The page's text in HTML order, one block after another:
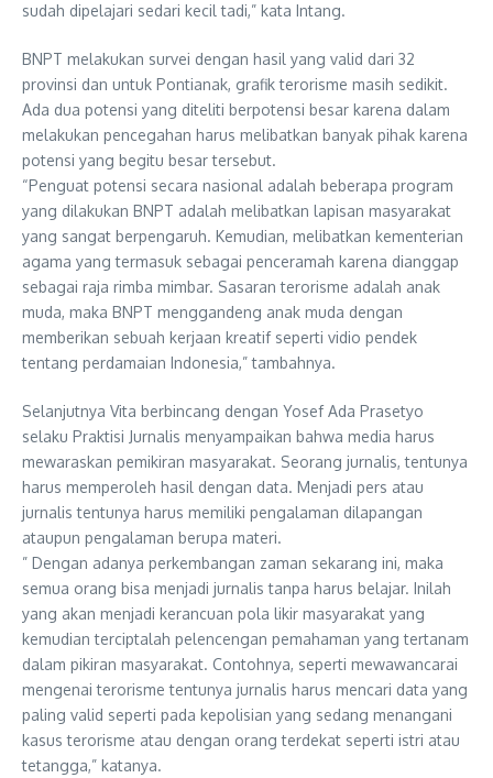
sudah dipelajari sedari kecil tadi,” kata Intang.
BNPT melakukan survei dengan hasil yang valid dari 32
provinsi dan untuk Pontianak, grafik terorisme masih sedikit.
Ada dua potensi yang diteliti berpotensi besar karena dalam
melakukan pencegahan harus melibatkan banyak pihak karena
potensi yang begitu besar tersebut.
“Penguat potensi secara nasional adalah beberapa program
yang dilakukan BNPT adalah melibatkan lapisan masyarakat
yang sangat berpengaruh. Kemudian, melibatkan kementerian
agama yang termasuk sebagai penceramah karena dianggap
sebagai raja rimba mimbar. Sasaran terorisme adalah anak
muda, maka BNPT menggandeng anak muda dengan
memberikan sebuah kerjaan kreatif seperti vidio pendek
tentang perdamaian Indonesia,” tambahnya.
Selanjutnya Vita berbincang dengan Yosef Ada Prasetyo
selaku Praktisi Jurnalis menyampaikan bahwa media harus
mewaraskan pemikiran masyarakat. Seorang jurnalis, tentunya
harus memperoleh hasil dengan data. Menjadi pers atau
jurnalis tentunya harus memiliki pengalaman dilapangan
ataupun pengalaman berupa materi.
” Dengan adanya perkembangan zaman sekarang ini, maka
semua orang bisa menjadi jurnalis tanpa harus belajar. Inilah
yang akan menjadi kerancuan pola likir masyarakat yang
kemudian terciptalah pelencengan pemahaman yang tertanam
dalam pikiran masyarakat. Contohnya, seperti mewawancarai
mengenai terorisme tentunya jurnalis harus mencari data yang
paling valid seperti pada kepolisian yang sedang menangani
kasus terorisme atau dengan orang terdekat seperti istri atau
tetangga,” katanya.